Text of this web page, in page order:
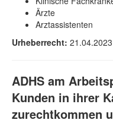
Ärzte
Arztassistenten
Urheberrecht: 21.04.2023
ADHS am
Kunden in ihrer
zurechtkommen